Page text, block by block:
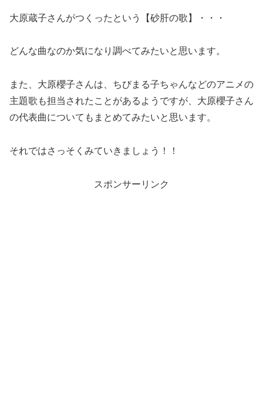
大原蔵子さんがつくったという【砂肝の歌】・・・
どんな曲なのか気になり調べてみたいと思います。
また、大原櫻子さんは、ちびまる子ちゃんなどのアニメの
主題歌も担当されたことがあるようですが、大原櫻子さん
の代表曲についてもまとめてみたいと思います。
それではさっそくみていきましょう！！
スポンサーリンク